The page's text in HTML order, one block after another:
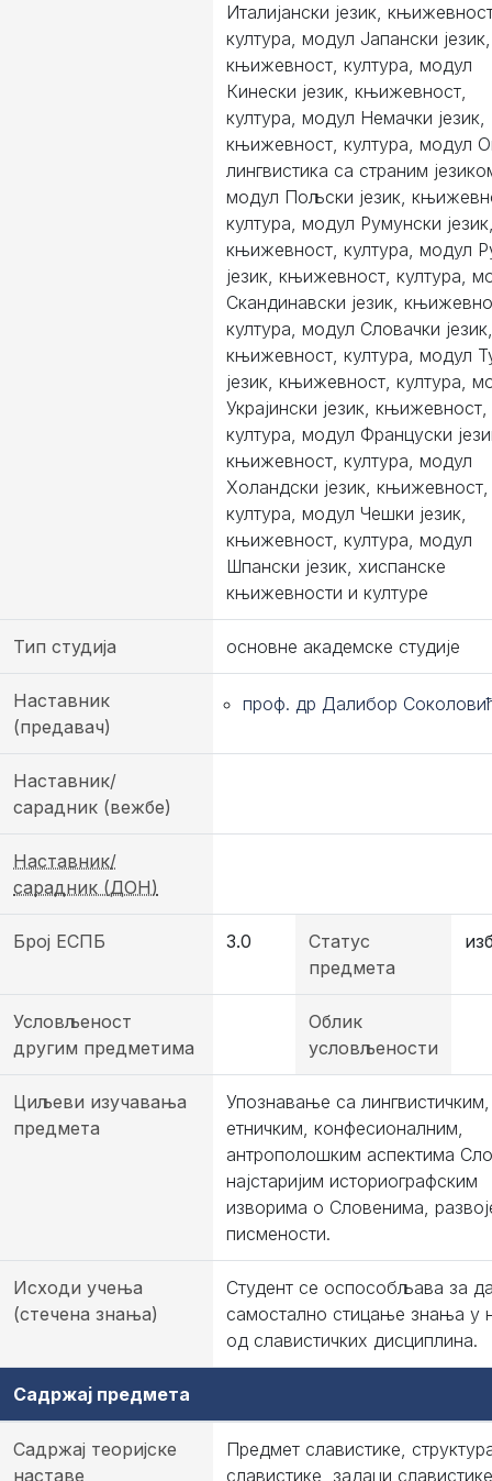
Италијански језик,
култура, модул Јапански језик,
књижевност, култура, модул
Кинески језик, књижевност,
култура, модул Немачки језик,
књижевност, култура, модул
лингвистика са страним
модул Пољски језик,
култура, модул Румунски
књижевност, култура, модул
језик, књижевност, култура,
Скандинавски језик,
култура, модул Словачки језик,
књижевност, култура, модул
језик, књижевност, култура,
Украјински језик, књижевност,
култура, модул Француски
књижевност, култура, модул
Холандски језик, књижевност,
култура, модул Чешки језик,
књижевност, култура, модул
Шпански језик, хиспанске
књижевности и културе
Тип студија основне академске студије
Наставник
(предавач)
проф. др Далибор
Наставник/
сарадник (вежбе)
Наставник/
сарадник (ДОН)
Број ЕСПБ 3.0
Статус
предмета
Условљеност
другим предметима
Облик
условљености
Циљеви изучавања
предмета
Упознавање са лингвистичким,
етничким, конфесионалним,
антрополошким аспектима
најстаријим историографским
изворима о Словенима,
писмености.
Исходи учења
(стечена знања)
Студент се оспособљава за
самостално стицање знања у
од славистичких дисциплина.
Садржај предмета
Садржај теоријске
наставе
Предмет славистике,
славистике, задаци